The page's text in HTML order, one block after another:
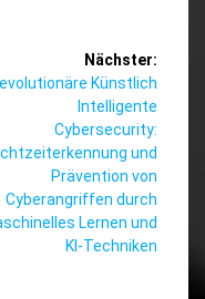
Nächster:
Künstlich
Intelligente
Cybersecurity:
und
Prävention von
Cyberangriffen durch
Lernen und
KI-Techniken